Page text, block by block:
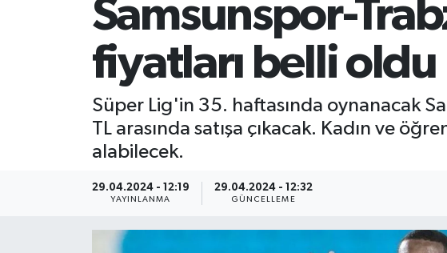
Samsunspor-
fiyatları belli oldu
Süper Lig'in 35. haftasında oynanacak
TL arasında satışa çıkacak. Kadın ve
alabilecek.
29.04.2024 - 12:19
YAYINLANMA
29.04.2024 - 12:32
GÜNCELLEME
SİYASET
TRABZON
TRABZONSPOR